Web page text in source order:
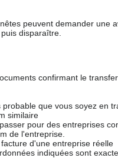
peuvent demander une
disparaître.
confirmant le
que vous soyez en
similaire
pour des entreprises
de l'entreprise.
d'une entreprise réelle
indiquées sont